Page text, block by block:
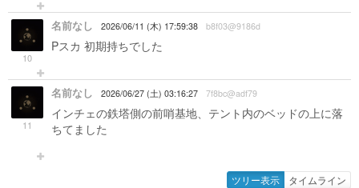
10
名前なし 2026/06/11 (木) 17:59:38 b8f03@9186d
Pスカ 初期持ちでした
11
名前なし 2026/06/27 (土) 03:16:27 7f8bc@adf79
インチェの鉄塔側の前哨基地、テント内のベッドの上に落
ちてました
ツリー表示 タイムライン